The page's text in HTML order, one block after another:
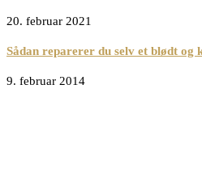
20. februar 2021
Sådan reparerer du selv et blødt og
9. februar 2014